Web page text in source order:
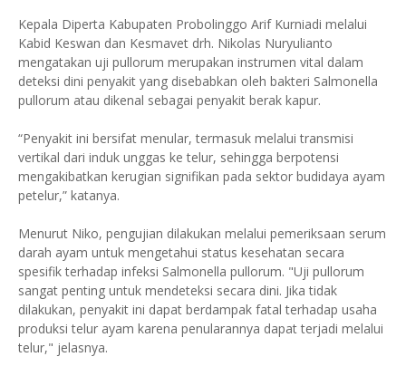
Kepala Diperta Kabupaten Probolinggo Arif Kurniadi melalui
Kabid Keswan dan Kesmavet drh. Nikolas Nuryulianto
mengatakan uji pullorum merupakan instrumen vital dalam
deteksi dini penyakit yang disebabkan oleh bakteri Salmonella
pullorum atau dikenal sebagai penyakit berak kapur.
“Penyakit ini bersifat menular, termasuk melalui transmisi
vertikal dari induk unggas ke telur, sehingga berpotensi
mengakibatkan kerugian signifikan pada sektor budidaya ayam
petelur,” katanya.
Menurut Niko, pengujian dilakukan melalui pemeriksaan serum
darah ayam untuk mengetahui status kesehatan secara
spesifik terhadap infeksi Salmonella pullorum. "Uji pullorum
sangat penting untuk mendeteksi secara dini. Jika tidak
dilakukan, penyakit ini dapat berdampak fatal terhadap usaha
produksi telur ayam karena penularannya dapat terjadi melalui
telur," jelasnya.